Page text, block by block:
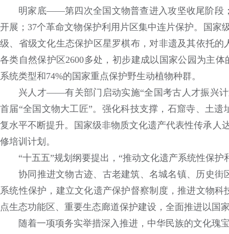
明家底——第四次全国文物普查进入攻坚收尾阶段
开展；37个革命文物保护利用片区集中连片保护。国家
级、省级文化生态保护区星罗棋布，对非遗及其依托
各类自然保护区2600多处，初步建成以国家公园为主
系统类型和74%的国家重点保护野生动植物种群。
兴人才——有关部门启动实施“全国考古人才振兴
首届“全国文物大工匠”。强化科技支撑，石窟寺、土
复水平不断提升。国家级非物质文化遗产代表性传承人
修培训计划。
“十五五”规划纲要提出，“推动文化遗产系统性保
协同推进文物古迹、古老建筑、名城名镇、历史
系统性保护，建立文化遗产保护督察制度，推进文物
点生态功能区、重要生态廊道保护建设，全面推进以
随着一项项务实举措深入推进，中华民族的文化瑰